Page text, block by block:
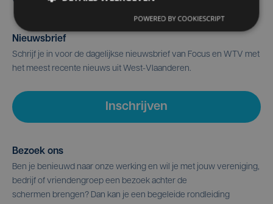
Nieuwsbrief
Schrijf je in voor de dagelijkse nieuwsbrief van Focus en WTV met
het meest recente nieuws uit West-Vlaanderen.
Inschrijven
Bezoek ons
Ben je benieuwd naar onze werking en wil je met jouw vereniging,
bedrijf of vriendengroep een bezoek achter de
schermen brengen? Dan kan je een begeleide rondleiding
POWERED BY COOKIESCRIPT